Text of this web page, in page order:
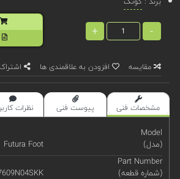
-
+
مقایسه افزودن به علاقمندی ها
مشخصات فنی پیوست فنی نظرات
Model
(مدل)
Futura Foot
Part Number
(شماره قطعه)